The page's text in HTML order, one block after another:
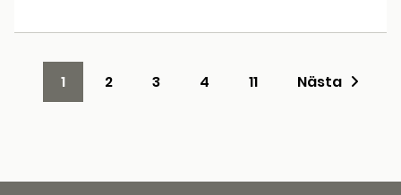
1 2 3 4 11 Nästa